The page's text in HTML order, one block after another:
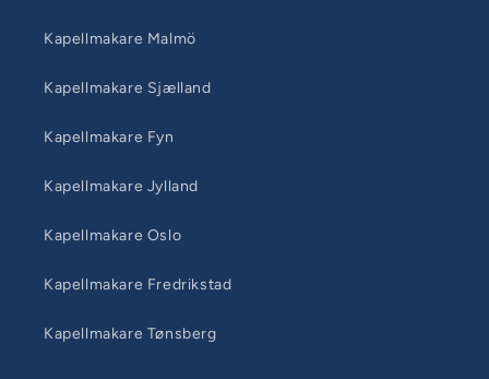
Kapellmakare Malmö
Kapellmakare Sjælland
Kapellmakare Fyn
Kapellmakare Jylland
Kapellmakare Oslo
Kapellmakare Fredrikstad
Kapellmakare Tønsberg